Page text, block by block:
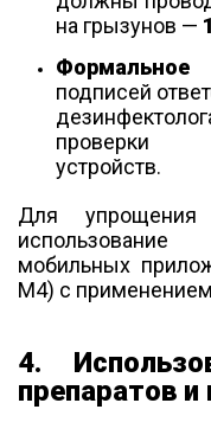
на грызунов —
Формальное
подписей
проверки
устройств.
Для упрощения
мобильных
M4) с
4.
препаратов